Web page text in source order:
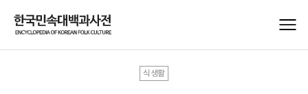
식생활